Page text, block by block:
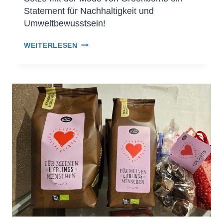
Statement für Nachhaltigkeit und
Umweltbewusstsein!
WEITERLESEN